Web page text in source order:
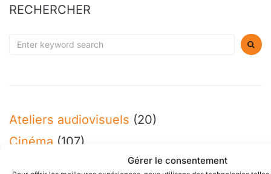
Gérer le consentement
RECHERCHER
Ateliers audiovisuels (20)
Cinéma (107)